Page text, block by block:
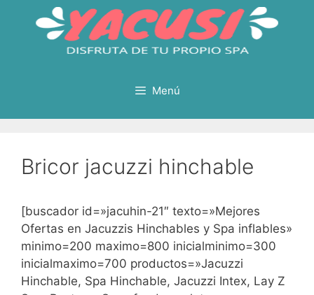
contenido
Menú
Bricor jacuzzi hinchable
[buscador id=»jacuhin-21″ texto=»Mejores
Ofertas en Jacuzzis Hinchables y Spa inflables»
minimo=200 maximo=800 inicialminimo=300
inicialmaximo=700 productos=»Jacuzzi
Hinchable, Spa Hinchable, Jacuzzi Intex, Lay Z